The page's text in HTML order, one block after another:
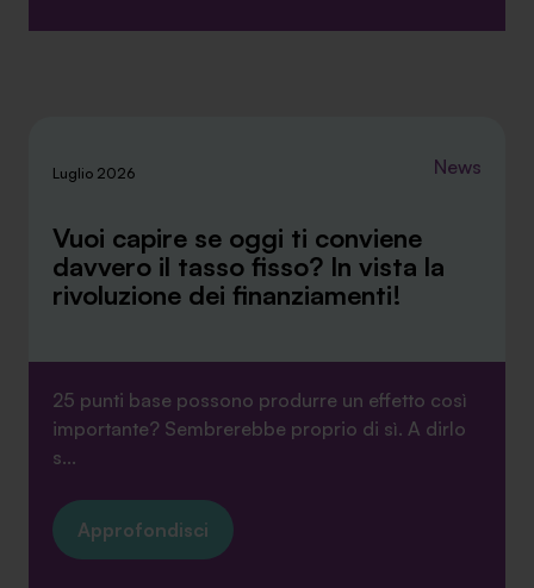
Luglio 2026 News
Vuoi capire se oggi ti conviene
davvero il tasso fisso? In vista la
rivoluzione dei finanziamenti!
25 punti base possono produrre un effetto così
importante? Sembrerebbe proprio di sì. A dirlo
s...
Approfondisci